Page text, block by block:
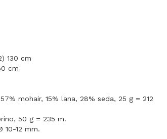
130 cm
cm
mohair, 15% lana, 28% seda, 25 g = 212
50 g = 235 m.
10-12 mm.